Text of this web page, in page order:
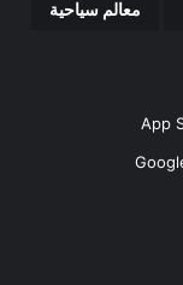
معالم سياحية